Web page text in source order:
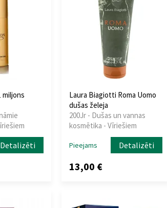
miljons
Detalizēti
Laura Biagiotti Roma Uomo
dušas želeja
200Jr - Dušas un vannas
kosmētika - Vīriešiem
Pieejams Detalizēti
13,00 €